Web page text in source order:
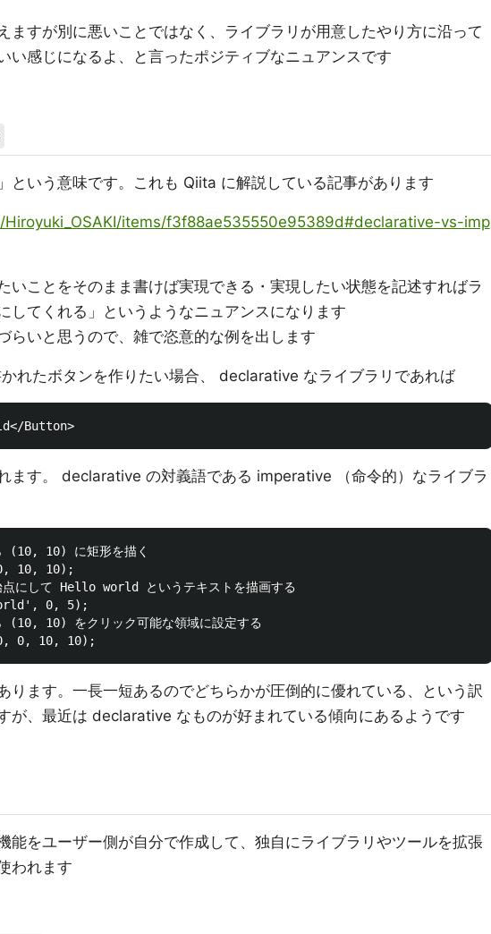
ますが別に悪いことではなく、ライブラリが用意したやり方に沿って
い感じになるよ、と言ったポジティブなニュアンスです
という意味です。これも Qiita に解説している記事があります
items/f3f88ae535550e95389d#declarative-vs-imp
いことをそのまま書けば実現できる・実現したい状態を記述すればラ
してくれる」というようなニュアンスになります
らいと思うので、雑で恣意的な例を出します
れたボタンを作りたい場合、 declarative なライブラリであれば
ます。 declarative の対義語である imperative （命令的）なライブラ
10) に矩形を描く
10, 10);
して Hello world というテキストを描画する
0, 5);
10) をクリック可能な領域に設定する
ります。一長一短あるのでどちらかが圧倒的に優れている、という訳
が、最近は declarative なものが好まれている傾向にあるようです
能をユーザー側が自分で作成して、独自にライブラリやツールを拡張
われます